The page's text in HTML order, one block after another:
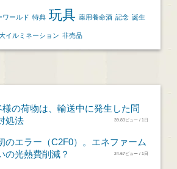
ワールド 特典 玩具 薬用養命酒 記念 誕生
イルミネーション 非売品
の荷物は、輸送中に発生した問
処法
39.83ビュー / 1日
のエラー（C2F0）。エネファーム
の光熱費削減？
24.67ビュー / 1日